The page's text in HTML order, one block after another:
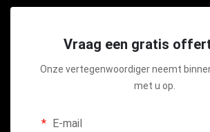
Vraag een gratis
Onze vertegenwoordiger neemt
met u op.
E-mail